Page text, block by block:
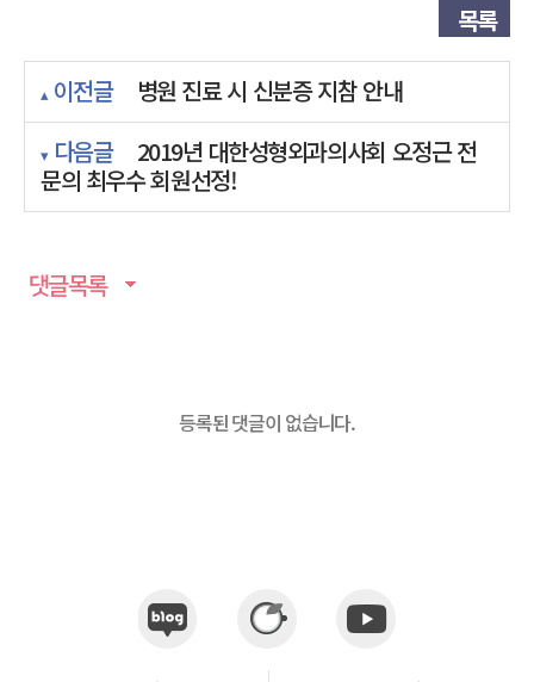
목록
이전글
병원 진료 시 신분증 지참 안내
다음글
2019년 대한성형외과의사회 오정근 전
문의 최우수 회원선정!
댓글목록
등록된 댓글이 없습니다.